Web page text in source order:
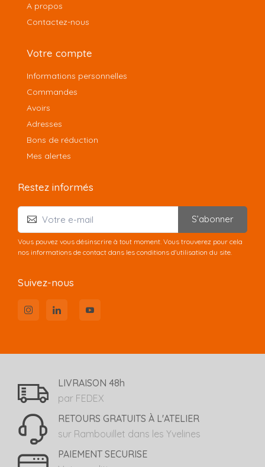
A propos
Contactez-nous
Votre compte
Informations personnelles
Commandes
Avoirs
Adresses
Bons de réduction
Mes alertes
Restez informés
S’abonner
Vous pouvez vous désinscrire à tout moment. Vous trouverez pour cela
nos informations de contact dans les conditions d'utilisation du site.
Suivez-nous
LIVRAISON 48h
par FEDEX
RETOURS GRATUITS À L'ATELIER
sur Rambouillet dans les Yvelines
PAIEMENT SECURISE